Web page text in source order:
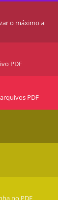
o máximo a
PDF
PDF
no PDF